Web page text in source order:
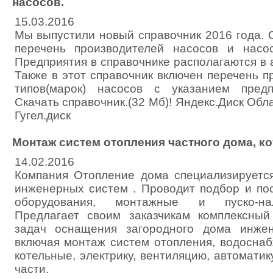
15.03.2016
Мы выпустили новый справочник 2016 года.
перечень производителей насосов и
Предприятия в справочнике располагаются
Также в этот справочник включен перечень
типов(марок) насосов с указанием
Скачать справочник.(32 Мб)! Яндекс.Диск
Гугел.диск
Монтаж систем отопления частного дома,
14.02.2016
Компания Отопление дома
инженерных систем . Проводит подбор и
оборудования, монтажные и пуско-
Предлагает своим заказчикам
задач оснащения загородного дома
включая монтаж систем отопления,
котельные, электрику, вентиляцию,
части.